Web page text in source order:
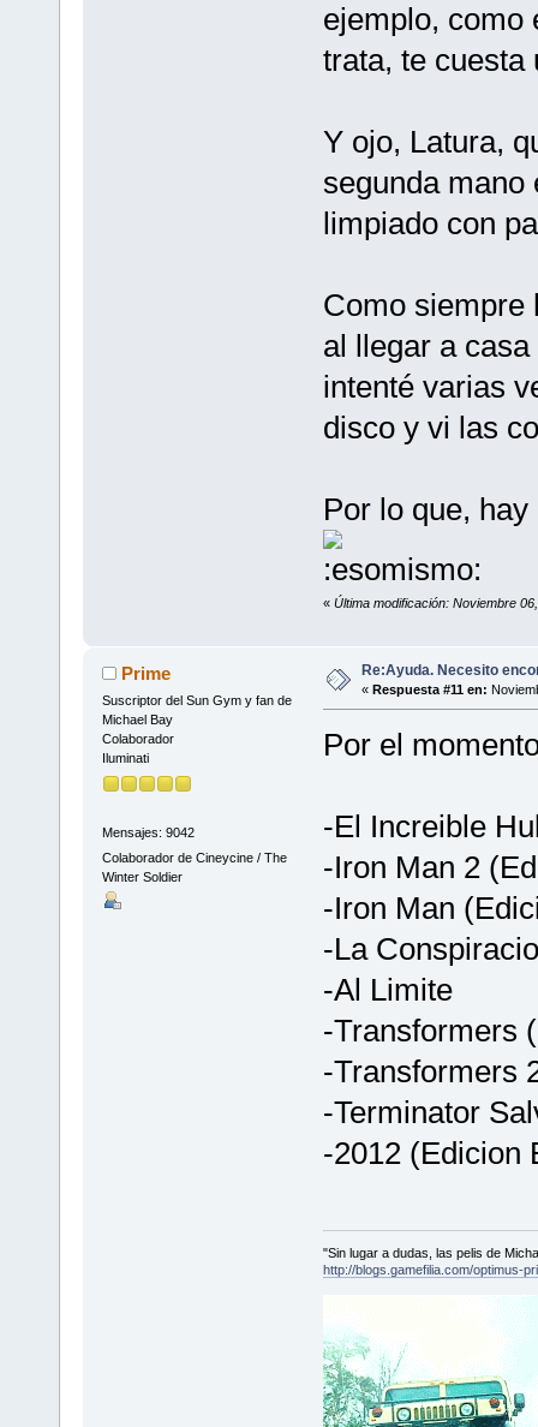
ejemplo, como
trata, te cuesta
Y ojo, Latura,
segunda mano
limpiado con
Como siempre
al llegar a
intenté varias
disco y vi las
Por lo que,
« Última modificación: Noviembre
Prime
Suscriptor del Sun Gym y fan de
Michael Bay
Colaborador
Iluminati
Mensajes: 9042
Colaborador de Cineycine / The
Winter Soldier
Re:Ayuda. Necesito
« Respuesta #11 en:
Por el
-El Increible
-Iron Man 2
-Iron Man
-La
-Al Limite
-Transformers
-Transformers
-Terminator
-2012 (Edicion
"Sin lugar a dudas, las pelis de
http://blogs.gamefilia.com/optimus-